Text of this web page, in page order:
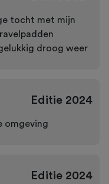
tocht met mijn
droog weer
Editie2024
omgeving
Editie2024